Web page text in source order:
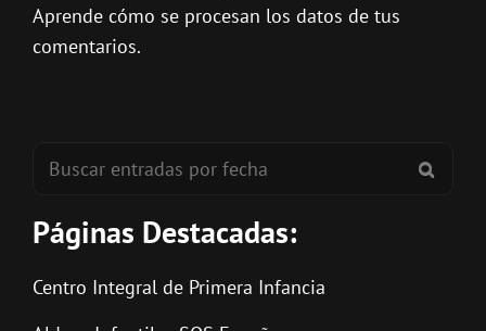
Aprende cómo se procesan los datos de tus
comentarios.
Buscar:
Páginas Destacadas:
Centro Integral de Primera Infancia